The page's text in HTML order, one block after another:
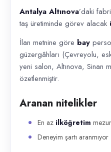
Antalya Altınova’daki
taş üretiminde görev alacak
İlan metnine göre bay
güzergâhları (Çevreyolu,
yeni salon, Altınova, Sinan
özetlenmiştir.
Aranan nitelikler
En az ilköğretim
Deneyim şartı aranmıyor